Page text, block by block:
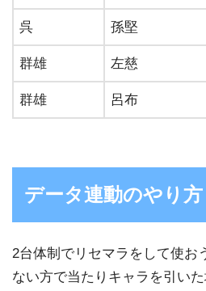
呉 孫堅
群雄 左慈
群雄 呂布
データ連動のやり方
2台体制でリセマラをして使お
ない方で当たりキャラを引い